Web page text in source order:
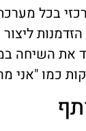
בכל
את השיחה
כמו "אני